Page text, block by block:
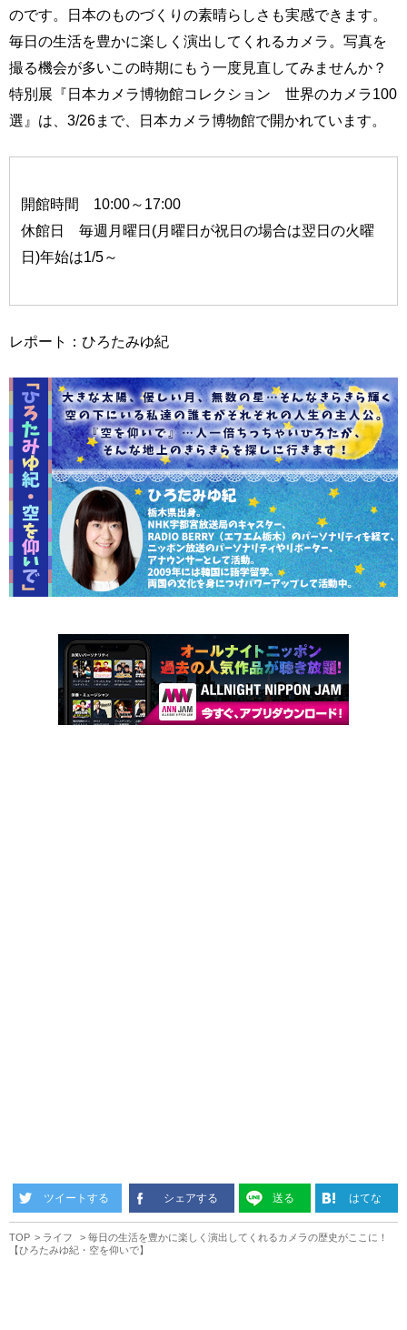
のです。日本のものづくりの素晴らしさも実感できます。
毎日の生活を豊かに楽しく演出してくれるカメラ。写真を
撮る機会が多いこの時期にもう一度見直してみませんか？
特別展『日本カメラ博物館コレクション 世界のカメラ100
選』は、3/26まで、日本カメラ博物館で開かれています。
開館時間 10:00～17:00
休館日 毎週月曜日(月曜日が祝日の場合は翌日の火曜
日)年始は1/5～
レポート：ひろたみゆ紀
ツイートする シェアする 送る はてな
TOP ライフ
毎日の生活を豊かに楽しく演出してくれるカメラの歴史がここに！
【ひろたみゆ紀・空を仰いで】